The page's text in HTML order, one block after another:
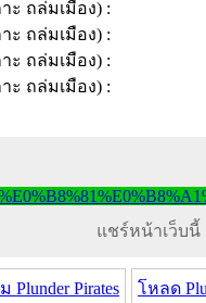
แชร์หน้าเว็บนี้
Plunder Pirates โหลด